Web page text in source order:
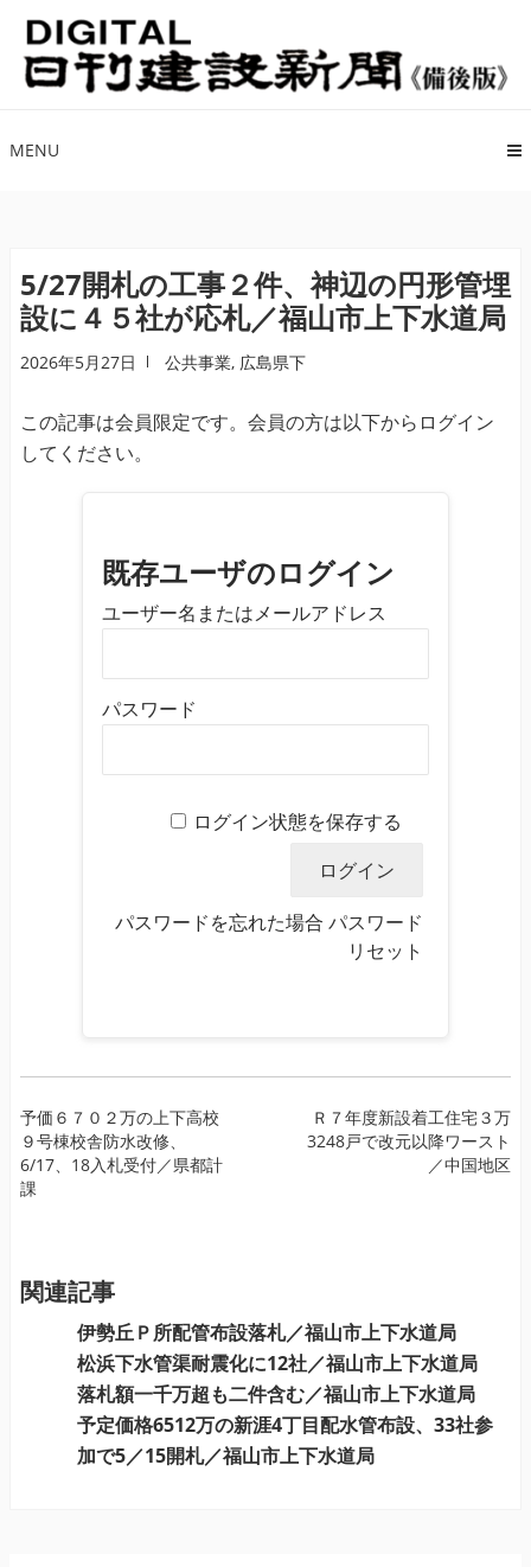
ナ
ビ
ゲ
シ
ス
キ
ッ
プ
コ
ン
テ
ツ
ッ
プ
MENU
5/27開札の工事２件、神辺の円形管埋
設に４５社が応札／福山市上下水道局
2026年5月27日 公共事業, 広島県下
この記事は会員限定です。会員の方は以下からログイン
してください。
既存ユーザのログイン
ユーザー名またはメールアドレス
パスワード
ログイン状態を保存する
パスワードを忘れた場合 パスワード
リセット
投
稿
ナ
ビ
シ
予価６７０２万の上下高校
９号棟校舎防水改修、
6/17、18入札受付／県都計
課
Ｒ７年度新設着工住宅３万
3248戸で改元以降ワースト
／中国地区
関連記事
伊勢丘Ｐ所配管布設落札／福山市上下水道局
松浜下水管渠耐震化に12社／福山市上下水道局
落札額一千万超も二件含む／福山市上下水道局
予定価格6512万の新涯4丁目配水管布設、33社参
加で5／15開札／福山市上下水道局